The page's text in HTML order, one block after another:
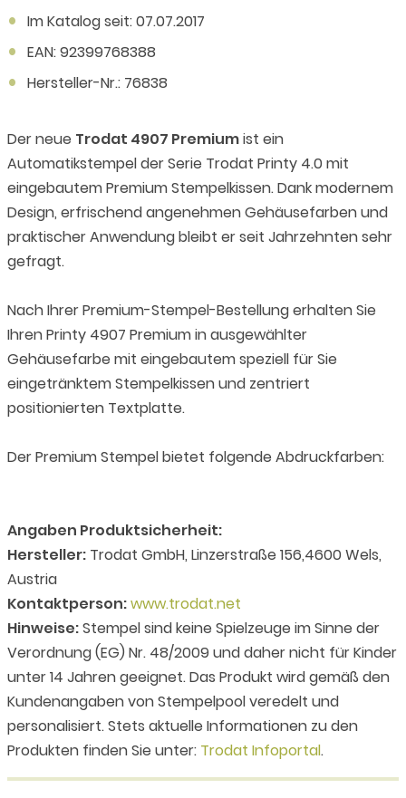
Im Katalog seit: 07.07.2017
EAN: 92399768388
Hersteller-Nr.: 76838
Der neue Trodat 4907 Premiumist ein
Automatikstempel der Serie Trodat Printy 4.0 mit
eingebautem Premium Stempelkissen. Dank modernem
Design, erfrischend angenehmen Gehäusefarben und
praktischer Anwendung bleibt er seit Jahrzehnten sehr
gefragt.
Nach Ihrer Premium-Stempel-Bestellung erhalten Sie
Ihren Printy 4907 Premium in ausgewählter
Gehäusefarbe mit eingebautem speziell für Sie
eingetränktem Stempelkissen und zentriert
positionierten Textplatte.
Der Premium Stempel bietet folgende Abdruckfarben:
Angaben Produktsicherheit:
Hersteller: Trodat GmbH, Linzerstraße 156,4600 Wels,
Austria
Kontaktperson:www.trodat.net
Hinweise:Stempel sind keine Spielzeuge im Sinne der
Verordnung (EG) Nr. 48/2009 und daher nicht für Kinder
unter 14 Jahren geeignet. Das Produkt wird gemäß den
Kundenangaben von Stempelpool veredelt und
personalisiert. Stets aktuelle Informationen zu den
Produkten finden Sie unter: Trodat Infoportal.